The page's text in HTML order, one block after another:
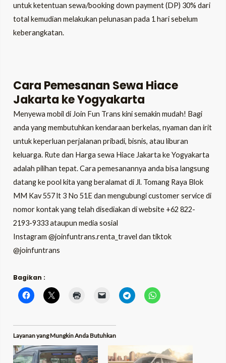
untuk ketentuan sewa/booking down payment (DP) 30% dari
total kemudian melakukan pelunasan pada 1 hari sebelum
keberangkatan.
Cara Pemesanan Sewa Hiace
Jakarta ke Yogyakarta
Menyewa mobil di Join Fun Trans kini semakin mudah! Bagi
anda yang membutuhkan kendaraan berkelas, nyaman dan irit
untuk keperluan perjalanan pribadi, bisnis, atau liburan
keluarga. Rute dan Harga sewa Hiace Jakarta ke Yogyakarta
adalah pilihan tepat. Cara pemesanannya anda bisa langsung
datang ke pool kita yang beralamat di Jl. Tomang Raya Blok
MM Kav 557 lt 3 No 51E dan mengubungi customer service di
nomor kontak yang telah disediakan di website +62 822-
2193-9333 ataupun media sosial
Instagram @joinfuntrans.renta_travel dan tiktok
@joinfuntrans
Bagikan :
Layanan yang Mungkin Anda Butuhkan